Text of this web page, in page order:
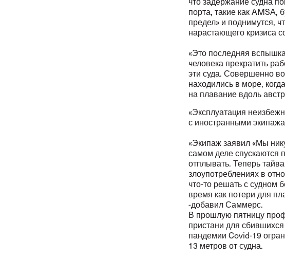
порта, такие как AMSA,
предел» и поднимутся,
нарастающего кризиса
«Это последняя
человека прекратить
эти суда. Совершенно
находились в море,
на плавание вдоль
«Эксплуатация
с иностранными
«Экипаж заявил «Мы
самом деле спускаются
отплывать. Теперь
злоупотреблениях в
что-то решать с судном
время как потери для
-добавил Саммерс.
В прошлую пятницу
пристани для
пандемии Covid-19
13 метров от судна.